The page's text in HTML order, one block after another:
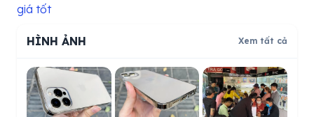
giá tốt
HÌNH ẢNH Xem tất cả